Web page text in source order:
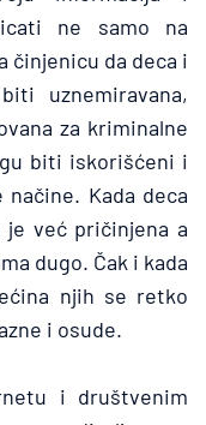
ne samo na
činjenicu da deca i
uznemiravana,
za kriminalne
biti iskorišćeni i
Kada deca
već pričinjena a
dugo. Čak i kada
njih se retko
i osude.
i društvenim